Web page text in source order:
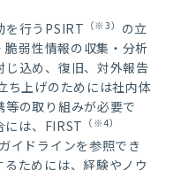
を行うPSIRT （※3） の立
弱性情報の収集・分析
じ込め、復旧、対外報告
ち上げのためには社内体
の取り組みが必要で
には、FIRST （※4）
ドラインを参照でき
ためには、経験やノウ